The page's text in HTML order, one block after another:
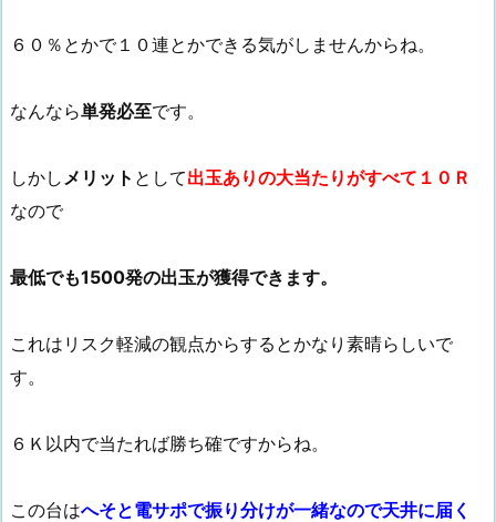
６０％とかで１０連とかできる気がしませんからね。
なんなら単発必至です。
しかし メリット として出玉ありの大当たりがすべて１０Ｒ
なので
最低でも1500発の出玉が獲得できます。
これはリスク軽減の観点からするとかなり素晴らしいで
す。
６Ｋ以内で当たれば勝ち確ですからね。
この台はへそと電サポで振り分けが一緒なので天井に届く